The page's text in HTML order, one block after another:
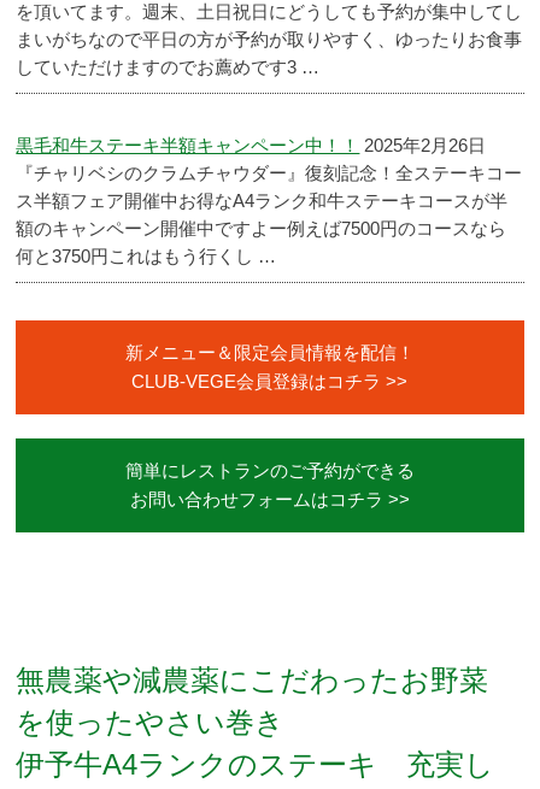
を頂いてます。週末、土日祝日にどうしても予約が集中してし
まいがちなので平日の方が予約が取りやすく、ゆったりお食事
していただけますのでお薦めです3 …
黒毛和牛ステーキ半額キャンペーン中！！
2025年2月26日
『チャリベシのクラムチャウダー』復刻記念！全ステーキコー
ス半額フェア開催中お得なA4ランク和牛ステーキコースが半
額のキャンペーン開催中ですよー例えば7500円のコースなら
何と3750円これはもう行くし …
新メニュー＆限定会員情報を配信！
CLUB-VEGE会員登録はコチラ
簡単にレストランのご予約ができる
お問い合わせフォームはコチラ
無農薬や減農薬にこだわったお野菜
を使ったやさい巻き
伊予牛A4ランクのステーキ 充実し